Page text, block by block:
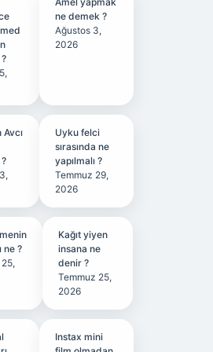
ne demek ?
Ağustos 3,
2026
Uyku felci
sırasında ne
yapılmalı ?
Temmuz 29,
2026
ne ?
Kağıt yiyen
insana ne
denir ?
Temmuz 25,
2026
Instax mini